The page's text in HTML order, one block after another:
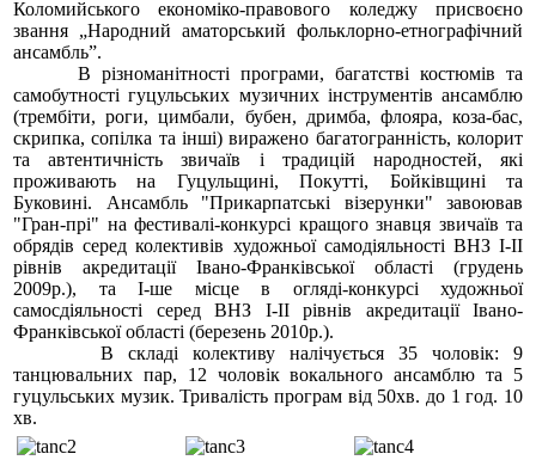
Коломийського економіко-правового коледжу присвоєно
звання „Народний аматорський фольклорно-етнографічний
ансамбль”.
В різноманітності програми, багатстві костюмів та
самобутності гуцульських музичних інструментів ансамблю
(трембіти, роги, цимбали, бубен, дримба, флояра, коза-бас,
скрипка, сопілка та інші) виражено багатогранність, колорит
та автентичність звичаїв і традицій народностей, які
проживають на Гуцульщині, Покутті, Бойківщині та
Буковині. Ансамбль "Прикарпатські візерунки" завоював
"Гран-прі" на фестивалі-конкурсі кращого знавця звичаїв та
обрядів серед колективів художньої самодіяльності ВНЗ І-ІІ
рівнів акредитації Івано-Франківської області (грудень
2009р.), та І-ше місце в огляді-конкурсі художньої
самосдіяльності серед ВНЗ І-ІІ рівнів акредитації Івано-
Франківської області (березень 2010р.).
В складі колективу налічується 35 чоловік: 9
танцювальних пар, 12 чоловік вокального ансамблю та 5
гуцульських музик. Тривалість програм від 50хв. до 1 год. 10
хв.